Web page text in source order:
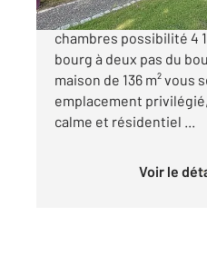
Maison familiale sur
chambres possibilité 4
bourg à deux pas du
maison de 136 m² vous
emplacement
calme et résidentiel ...
Voir le